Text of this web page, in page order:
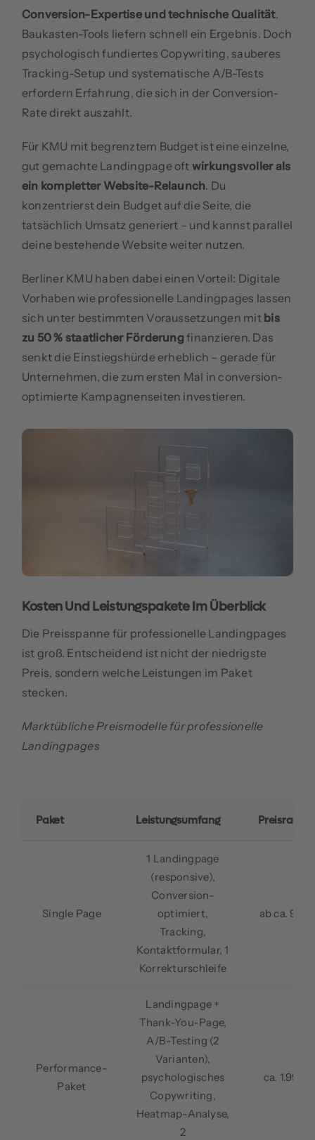
Conversion-Expertise und technische Qualität.
Baukasten-Tools liefern schnell ein Ergebnis. Doch
psychologisch fundiertes Copywriting, sauberes
Tracking-Setup und systematische A/B-Tests
erfordern Erfahrung, die sich in der Conversion-
Rate direkt auszahlt.
Für KMU mit begrenztem Budget ist eine einzelne,
gut gemachte Landingpage oft wirkungsvoller als
ein kompletter Website-Relaunch. Du
konzentrierst dein Budget auf die Seite, die
tatsächlich Umsatz generiert – und kannst parallel
deine bestehende Website weiter nutzen.
Berliner KMU haben dabei einen Vorteil: Digitale
Vorhaben wie professionelle Landingpages lassen
sich unter bestimmten Voraussetzungen mit bis
zu 50 % staatlicher Förderungfinanzieren. Das
senkt die Einstiegshürde erheblich – gerade für
Unternehmen, die zum ersten Mal in conversion-
optimierte Kampagnenseiten investieren.
Kosten Und Leistungspakete Im Überblick
Die Preisspanne für professionelle Landingpages
ist groß. Entscheidend ist nicht der niedrigste
Preis, sondern welche Leistungen im Paket
stecken.
Marktübliche Preismodelle für professionelle
Landingpages
Paket Leistungsumfang
Single Page
1 Landingpage
(responsive),
Conversion-
optimiert,
Tracking,
Kontaktformular, 1
Korrekturschleife
ab ca. 990
Performance-
Paket
Landingpage +
Thank-You-Page,
A/B-Testing (2
Varianten),
psychologisches
Copywriting,
Heatmap-Analyse,
2
ca. 1.990